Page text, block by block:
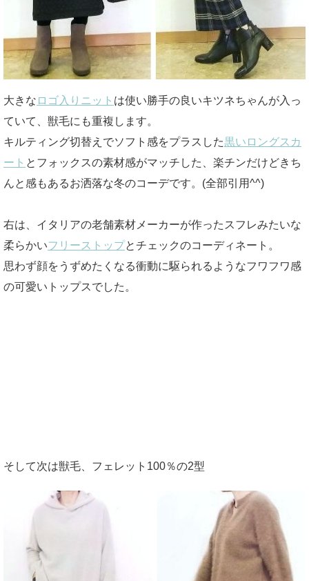
大きな ロゴ入りニット は使い勝手の良いキツネちゃんが入っ
ていて、獣毛にも重複します。
キルティング切替えでソフト感をプラスした黒いロングスカ
ート とフォックスの素材感がマッチした、楽チンだけどきち
んと感もあるお洒落な冬のコーデです。(全部引用^^)
右は、イタリアの老舗素材メーカーが作ったスフレみたいな
柔らかいフリーストップとチェックのコーディネート。
思わず顔をうずめたくなる衝動に駆られるようなフワフワ感
の可愛いトップスでした。
そして次は獣毛、フェレット100％の2型